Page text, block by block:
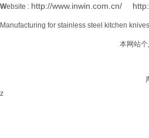
Website : http://www.inwin.com.cn/
Manufacturing for stainless steel kitchen
本网站
z